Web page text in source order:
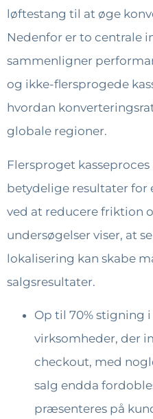
løftestang til at øge
Nedenfor er to centrale
sammenligner
og ikke-flersprogede
hvordan
globale regioner.
Flersproget
betydelige resultater for
ved at reducere friktion
undersøgelser viser, at
lokalisering kan skabe
salgsresultater.
Op til 70% stigning
virksomheder, der
checkout, med
salg endda
præsenteres på